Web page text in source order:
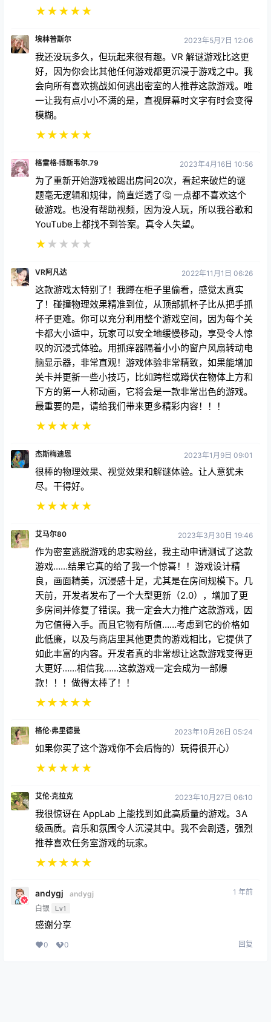
★★★★★
埃林普斯尔 2023年5月7日 12:06
我还没玩多久，但玩起来很有趣。VR 解谜游戏比这更
好，因为你会比其他任何游戏都更沉浸于游戏之中。我
会向所有喜欢挑战如何逃出密室的人推荐这款游戏。唯
一让我有点小小不满的是，直视屏幕时文字有时会变得
模糊。
★★★★★
格雷格·博斯韦尔.79 2023年4月16日 10:56
为了重新开始游戏被踢出房间20次，看起来破烂的谜
题毫无逻辑和规律，简直烂透了🤔 一点都不喜欢这个
破游戏。也没有帮助视频，因为没人玩，所以我谷歌和
YouTube上都找不到答案。真令人失望。
★★ ★ ★ ★
VR阿凡达 2022年11月1日 06:26
这款游戏太特别了！我蹲在柜子里偷看，感觉太真实
了！碰撞物理效果精准到位，从顶部抓杯子比从把手抓
杯子更难。你可以充分利用整个游戏空间，因为每个关
卡都大小适中，玩家可以安全地缓慢移动，享受令人惊
叹的沉浸式体验。用抓痒器隔着小小的窗户风扇转动电
脑显示器，非常直观！游戏体验非常精致，如果能增加
关卡并更新一些小技巧，比如跨栏或蹲伏在物体上方和
下方的第一人称动画，它将会是一款非常出色的游戏。
最重要的是，请给我们带来更多精彩内容！！！
★★★★★
杰斯梅迪恩 2023年1月9日 09:01
很棒的物理效果、视觉效果和解谜体验。让人意犹未
尽。干得好。
★★★★★
艾马尔80 2023年3月30日 19:46
作为密室逃脱游戏的忠实粉丝，我主动申请测试了这款
游戏……结果它真的给了我一个惊喜！！游戏设计精
良，画面精美，沉浸感十足，尤其是在房间规模下。几
天前，开发者发布了一个大型更新（2.0），增加了更
多房间并修复了错误。我一定会大力推广这款游戏，因
为它值得入手。而且它物有所值……考虑到它的价格如
此低廉，以及与商店里其他更贵的游戏相比，它提供了
如此丰富的内容。开发者真的非常想让这款游戏变得更
大更好……相信我……这款游戏一定会成为一部爆
款！！！做得太棒了！！
★★★★★
格伦·弗里德曼 2023年10月26日 05:24
如果你买了这个游戏你不会后悔的）玩得很开心）
★★★★★
艾伦·克拉克 2023年10月27日 06:10
我很惊讶在 AppLab 上能找到如此高质量的游戏。3A
级画质。音乐和氛围令人沉浸其中。我不会剧透，强烈
推荐喜欢任务室游戏的玩家。
★★★★★
andygj
andygj
白银
Lv1
1 年前
感谢分享
0 0 回复